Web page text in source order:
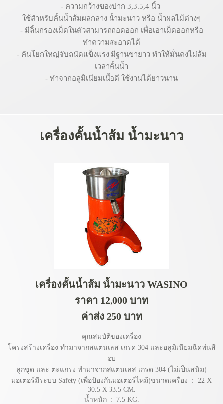
- ความกว้างของปาก 3,3.5,4 นิ้ว
ใช้สำหรับคั้นน้ำส้มผลกลาง น้ำมะนาว หรือ น้ำผลไม้ต่างๆ
- มีลิ้นกรองเม็ดในตัวสามารถถอดออก เพื่อเอาเม็ดออกหรือ
ทำความสะอาดได้
- คันโยกใหญ่จับถนัดแข็งแรง มีฐานขายาว ทำให้มั่นคงไม่ล้ม
เวลาคั้นน้ำ
- ทำจากอลูมิเนียมเนื้อดี ใช้งานได้ยาวนาน
เครื่องคั้นน้ำส้ม น้ำมะนาว
เครื่องคั้นน้ำส้ม น้ำมะนาว WASINO
ราคา 12,000 บาท
ค่าส่ง 250 บาท
คุณสมบัติของเครื่อง
โครงสร้างเครื่อง ทำมาจากสแตนเลส เกรด 304 และอลูมิเนียมฉีดพ่นสี
อบ
ลูกขูด และ ตะแกรง ทำมาจากสแตนเลส เกรด 304 (ไม่เป็นสนิม)
มอเตอร์มีระบบ Safety (เพื่อป้องกันมอเตอร์ไหม้)ขนาดเครื่อง : 22 X
30.5 X 33.5 CM.
น้ำหนัก : 7.5 KG.